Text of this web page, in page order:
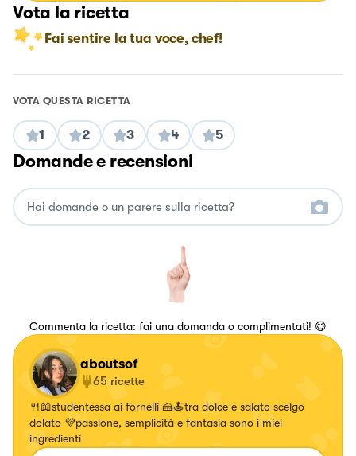
Vota la ricetta
Fai sentire la tua voce, chef!
VOTA QUESTA RICETTA
1 2 3 4 5
Domande e recensioni
Commenta la ricetta: fai una domanda o complimentati! 😋
aboutsof
65 ricette
🍴📖studentessa ai fornelli 🍰🍝tra dolce e salato scelgo
dolato 💜passione, semplicità e fantasia sono i miei
ingredienti